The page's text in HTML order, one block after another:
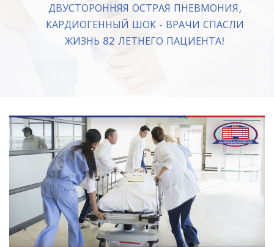
ДВУСТОРОННЯЯ ОСТРАЯ ПНЕВМОНИЯ,
КАРДИОГЕННЫЙ ШОК - ВРАЧИ СПАСЛИ
ЖИЗНЬ 82 ЛЕТНЕГО ПАЦИЕНТА!